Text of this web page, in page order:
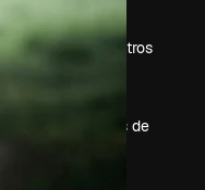
Precios
Sobre nosotros
Empleo
Tendencias de